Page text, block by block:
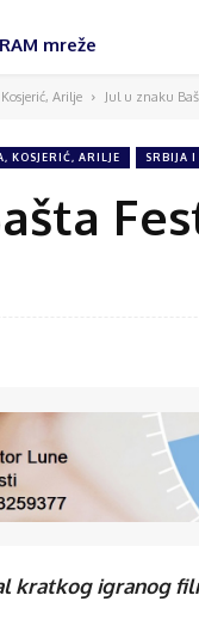
mreže
Arilje Jul u znaku
KOSJERIĆ, ARILJE SRBIJA I
igranog